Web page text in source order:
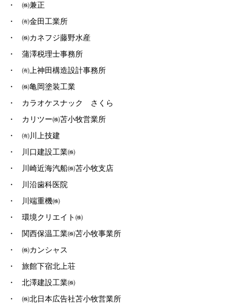
・
㈱兼正
・
㈲金田工業所
・
㈱カネフジ藤野水産
・
蒲澤税理士事務所
・
㈲上神田構造設計事務所
・
㈱亀岡塗装工業
・
カラオケスナック さくら
・
カリツー㈱苫小牧営業所
・
㈲川上技建
・
川口建設工業㈱
・
川崎近海汽船㈱苫小牧支店
・
川沿歯科医院
・
川端重機㈱
・
環境クリエイト㈱
・
関西保温工業㈱苫小牧事業所
・
㈱カンシャス
・
旅館下宿北上荘
・
北澤建設工業㈱
・
㈱北日本広告社苫小牧営業所